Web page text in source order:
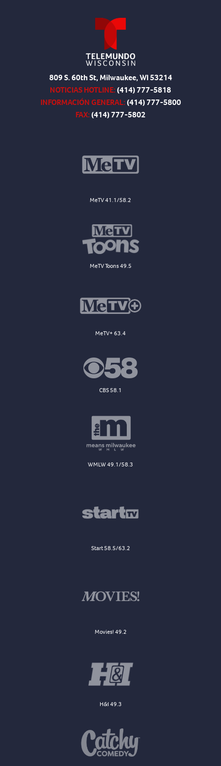
809 S. 60th St, Milwaukee, WI 53214
NOTICIAS HOTLINE:(414) 777-5818
INFORMACIÓN GENERAL:(414) 777-5800
FAX:(414) 777-5802
MeTV 41.1/58.2
MeTV Toons 49.5
MeTV+ 63.4
CBS 58.1
WMLW 49.1/58.3
Start 58.5/63.2
Movies! 49.2
H&I 49.3